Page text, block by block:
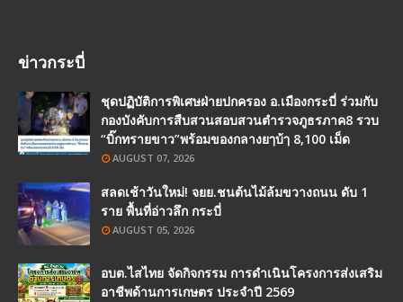
ข่าวกระบี่
ชุดปฏิบัติการพิเศษฝ่ายปกครอง อ.เมืองกระบี่ ร่วมกับ
กองบังคับการสืบสวนสอบสวนตำรวจภูธรภาค8 รวบ
“บิ๊กทรายขาว”พร้อมของกลางยๅบ้ๅ 8,100 เม็ด
AUGUST 07, 2026
สลดเช้าวันใหม่! จยย.ชนต้นไม้ล้มขวางถนน ดับ 1
ราย พื้นที่อ่าวลึก กระบี่
AUGUST 05, 2026
อบต.ไสไทย จัดกิจกรรม การดำเนินโครงการส่งเสริม
อาชีพด้านการเกษตร ประจำปี 2569